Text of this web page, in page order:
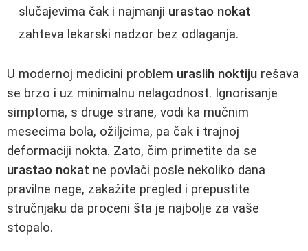
slučajevima čak i najmanji urastao nokat
zahteva lekarski nadzor bez odlaganja.
U modernoj medicini problem uraslih noktiju rešava
se brzo i uz minimalnu nelagodnost. Ignorisanje
simptoma, s druge strane, vodi ka mučnim
mesecima bola, ožiljcima, pa čak i trajnoj
deformaciji nokta. Zato, čim primetite da se
urastao nokat ne povlači posle nekoliko dana
pravilne nege, zakažite pregled i prepustite
stručnjaku da proceni šta je najbolje za vaše
stopalo.